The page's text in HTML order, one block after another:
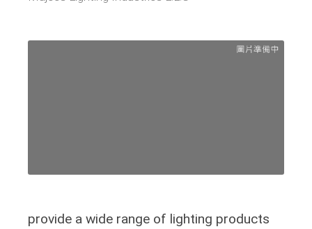
provide a wide range of lighting products